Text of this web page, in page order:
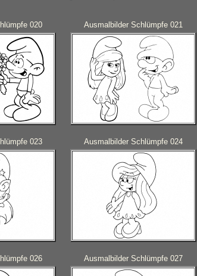
020 Ausmalbilder Schlümpfe 021
023 Ausmalbilder Schlümpfe 024
026 Ausmalbilder Schlümpfe 027